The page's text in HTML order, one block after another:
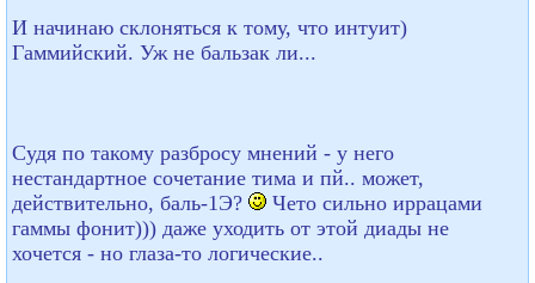
И начинаю склоняться к тому, что интуит)
Гаммийский. Уж не бальзак ли...
Судя по такому разбросу мнений - у него
нестандартное сочетание тима и пй.. может,
действительно, баль-1Э?
Чето сильно иррацами
гаммы фонит))) даже уходить от этой диады не
хочется - но глаза-то логические..